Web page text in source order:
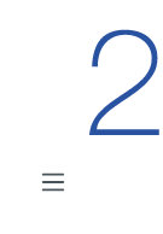
Zum Hauptinhalt